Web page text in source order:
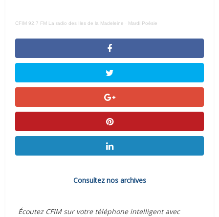
CFIM 92,7 FM La radio des Iles de la Madeleine · Mardi Poésie
Consultez nos archives
Écoutez CFIM sur votre téléphone intelligent avec